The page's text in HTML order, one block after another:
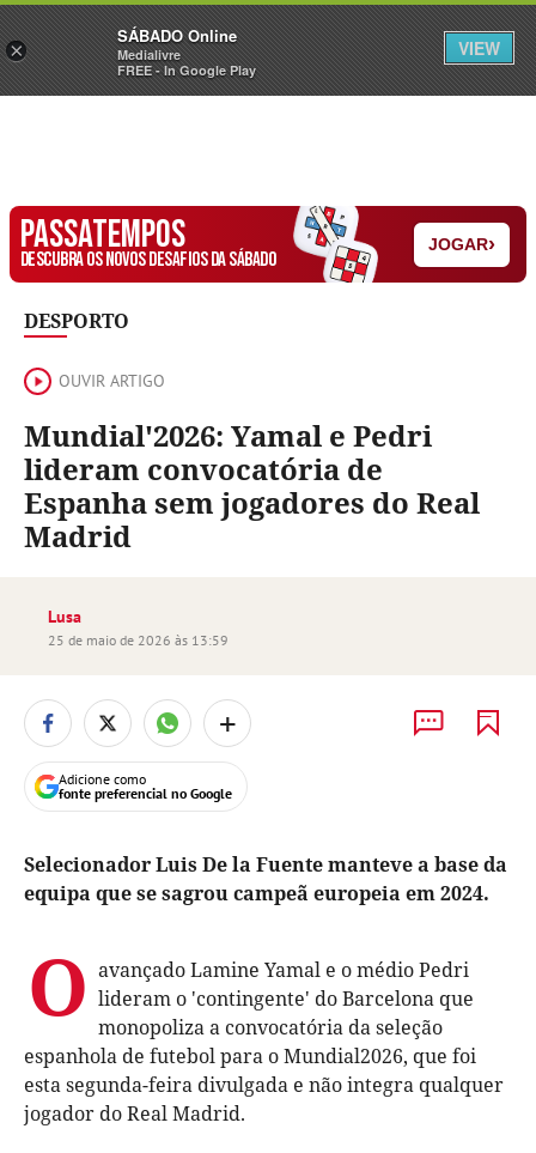
Sábado Assine Iniciar Sessão
PASSATEMPOS
DESCUBRA OS NOVOS DESAFIOS DA SÁBADO
JOGAR›
DESPORTO
OUVIR ARTIGO
Mundial'2026: Yamal e Pedri
lideram convocatória de
Espanha sem jogadores do Real
Madrid
Lusa
25 de maio de 2026 às 13:59
+
Adicione como
fonte preferencial no Google
Selecionador Luis De la Fuente manteve a base da
equipa que se sagrou campeã europeia em 2024.
O avançado Lamine Yamal e o médio Pedri
lideram o 'contingente' do Barcelona que
monopoliza a convocatória da seleção
espanhola de futebol para o Mundial2026, que foi
esta segunda-feira divulgada e não integra qualquer
jogador do Real Madrid.
×
SÁBADO Online
Medialivre
FREE - In Google Play
VIEW